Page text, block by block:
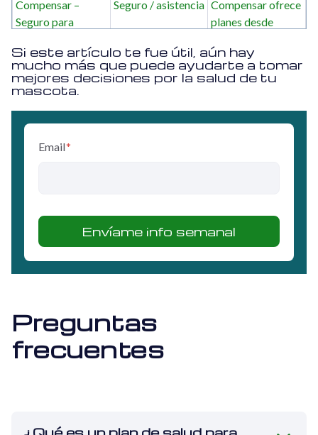
Compensar –
Seguro para
Seguro / asistencia Compensar ofrece
planes desde
coberturas como
gastos médicos,
veterinario a
Seguros Éxito /
Seguro de
mascotas
Seguros Éxito
aclara
Si este artículo te fue útil, aún hay
mucho más que puede ayudarte a tomar
mejores decisiones por la salud de tu
mascota.
Email*
Preguntas
frecuentes
¿Qué es un plan de salud para